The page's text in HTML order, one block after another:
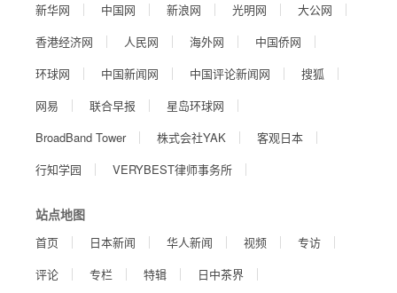
新华网 中国网 新浪网 光明网
大公网
香港经济网
人民网 海外网
中国侨网
环球网
中国新闻网 中国评论新闻网
搜狐
网易
联合早报
星岛环球网
BroadBand Tower
株式会社YAK
客观日本
行知学园
VERYBEST律师事务所
站点地图
首页 日本新闻 华人新闻 视频
专访
评论
专栏 特辑
日中茶界